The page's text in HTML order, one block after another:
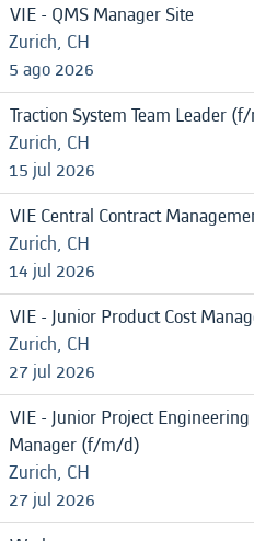
VIE - QMS Manager Site
Zurich, CH
5 ago 2026
Traction System Team Leader
Zurich, CH
15 jul 2026
VIE Central Contract
Zurich, CH
14 jul 2026
VIE - Junior Product Cost
Zurich, CH
27 jul 2026
VIE - Junior Project
Manager (f/m/d)
Zurich, CH
27 jul 2026